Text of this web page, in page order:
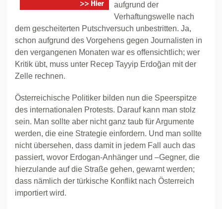
aufgrund der
Verhaftungswelle nach
dem gescheiterten Putschversuch unbestritten. Ja,
schon aufgrund des Vorgehens gegen Journalisten in
den vergangenen Monaten war es offensichtlich; wer
Kritik übt, muss unter Recep Tayyip Erdoğan mit der
Zelle rechnen.
Österreichische Politiker bilden nun die Speerspitze
des internationalen Protests. Darauf kann man stolz
sein. Man sollte aber nicht ganz taub für Argumente
werden, die eine Strategie einfordern. Und man sollte
nicht übersehen, dass damit in jedem Fall auch das
passiert, wovor Erdogan-Anhänger und –Gegner, die
hierzulande auf die Straße gehen, gewarnt werden;
dass nämlich der türkische Konflikt nach Österreich
importiert wird.